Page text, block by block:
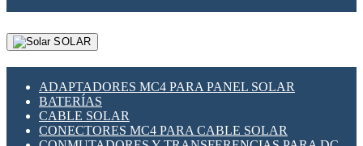
SOLAR
ADAPTADORES MC4 PARA PANEL SOLAR
BATERÍAS
CABLE SOLAR
CONECTORES MC4 PARA CABLE SOLAR